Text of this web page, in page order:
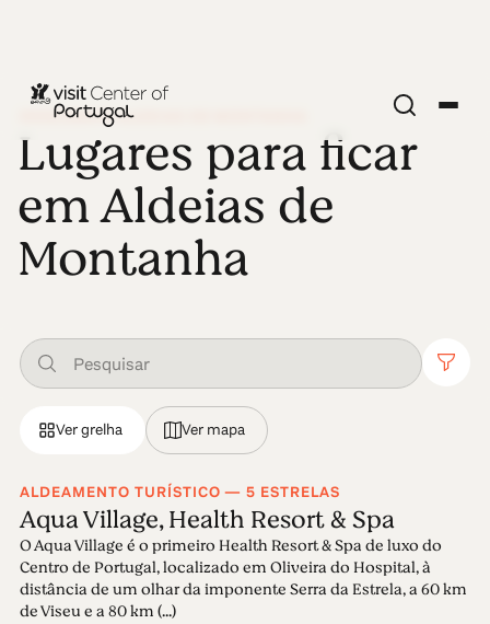
DESCOBRIR ALDEIAS DE MONTANHA
Lugares para ficar
em Aldeias de
Montanha
Ver grelha Ver mapa
ALDEAMENTO TURÍSTICO — 5 ESTRELAS
Aqua Village, Health Resort & Spa
O Aqua Village é o primeiro Health Resort & Spa de luxo do
Centro de Portugal, localizado em Oliveira do Hospital, à
distância de um olhar da imponente Serra da Estrela, a 60 km
de Viseu e a 80 km (...)